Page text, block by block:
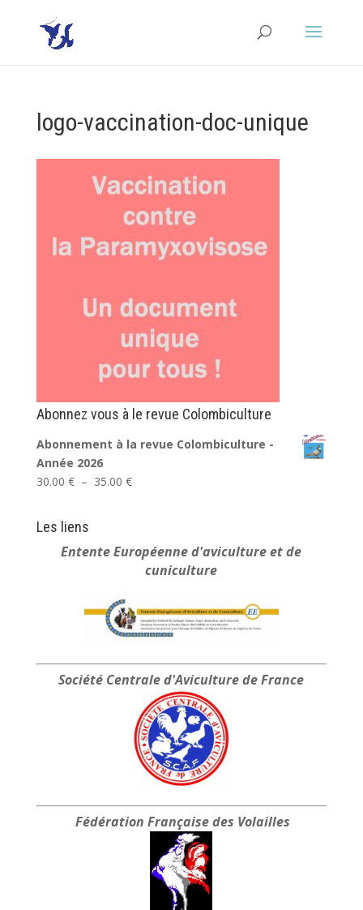
logo-vaccination-doc-unique
Abonnez vous à le revue Colombiculture
Abonnement à la revue Colombiculture -
Année 2026
30.00 € – 35.00 €Plage
à
35.00 €
Les liens
Entente Européenned'aviculture et de
cuniculture
Société Centraled'Aviculture de France
Fédération Française des Volailles